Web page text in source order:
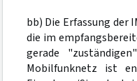
bb) Die Erfassung der
die im
gerade
Mobilfunknetz ist